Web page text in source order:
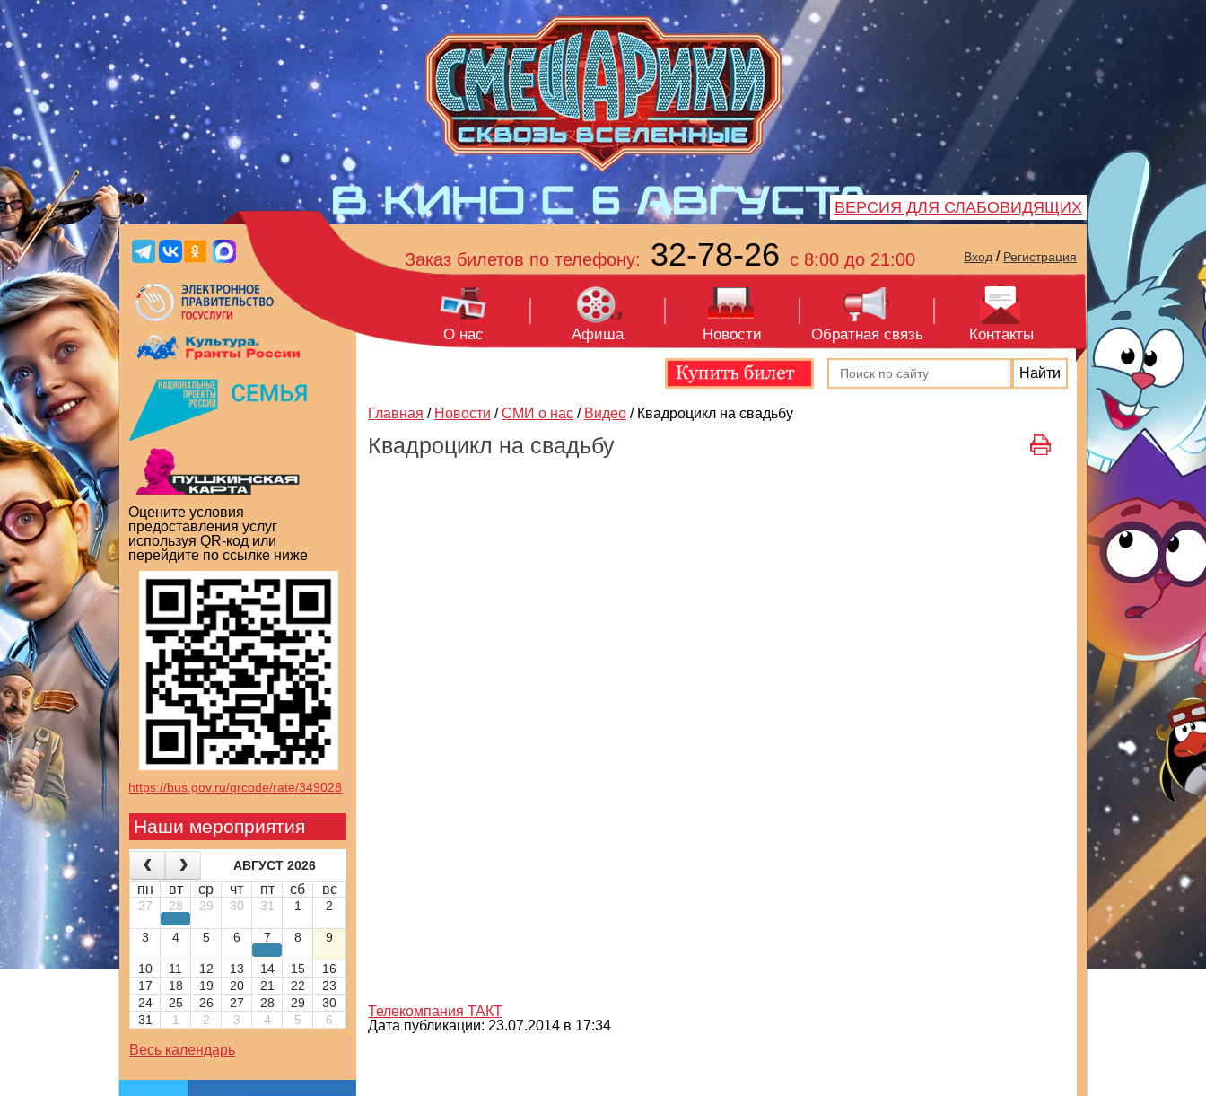
ВЕРСИЯ ДЛЯ СЛАБОВИДЯЩИХ
Оцените условия
предоставления услуг
используя QR-код или
перейдите по ссылке ниже
https://bus.gov.ru/qrcode/rate/349028
Наши мероприятия
АВГУСТ 2026
пн вт ср чт пт сб вс
27 28 29 30 31 1 2
3 4 5 6 7 8 9
10 11 12 13 14 15
16
17
18 19 20 21 22
23
24
25 26 27 28 29
30
31
1 2 3 4 5 6
Весь календарь
Заказ билетов по телефону: 32-78-26 с 8:00 до 21:00 Вход / Регистрация
О нас Афиша Новости Обратная связь Контакты
Главная / Новости / СМИ о нас / Видео / Квадроцикл на свадьбу
Квадроцикл на свадьбу
Телекомпания ТАКТ
Дата публикации: 23.07.2014 в 17:34